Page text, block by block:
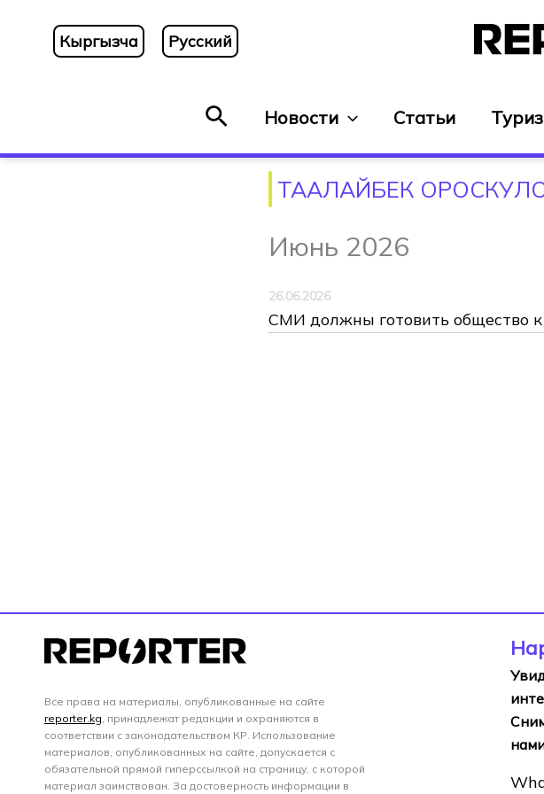
содержимому
Кыргызча Русский
ПоискНовости Статьи
ТААЛАЙБЕК
Июнь 2026
26.06.2026
СМИ должны готовить общество к
Все права на материалы, опубликованные на сайте
reporter.kg, принадлежат редакции и охраняются в
соответствии с законодательством КР. Использование
материалов, опубликованных на сайте, допускается с
обязательной прямой гиперссылкой на страницу, с которой
материал заимствован. За достоверность информации в